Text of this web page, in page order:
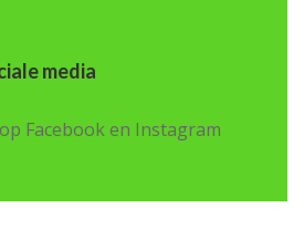
media
Facebook en Instagram